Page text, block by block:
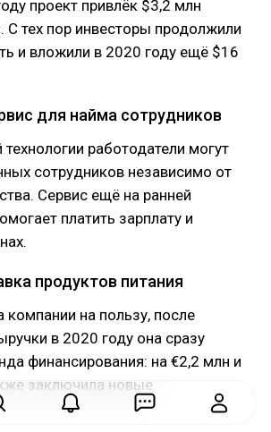
проект привлёк $3,2 млн
С тех пор инвесторы продолжили
и вложили в 2020 году ещё $16
для найма сотрудников
работодатели могут
сотрудников независимо от
Сервис ещё на ранней
платить зарплату и
продуктов питания
на пользу, после
в 2020 году она сразу
финансирования: на €2,2 млн и
заключила новые